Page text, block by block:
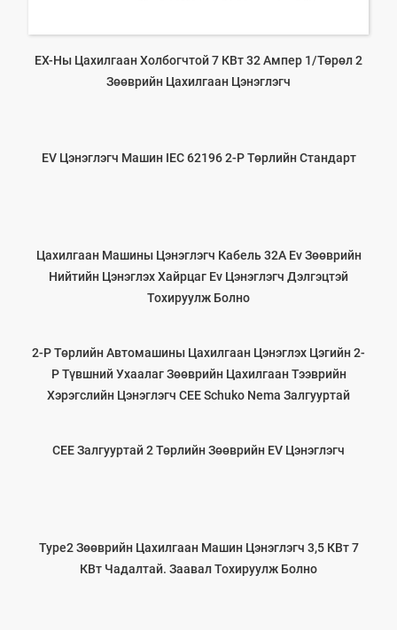
ЕХ-Ны Цахилгаан Холбогчтой 7 КВт 32 Ампер 1/төрөл 2
Зөөврийн Цахилгаан Цэнэглэгч
EV Цэнэглэгч Машин IEC 62196 2-Р Төрлийн Стандарт
Цахилгаан Машины Цэнэглэгч Кабель 32А Ev Зөөврийн
Нийтийн Цэнэглэх Хайрцаг Ev Цэнэглэгч Дэлгэцтэй
Тохируулж Болно
2-Р Төрлийн Автомашины Цахилгаан Цэнэглэх Цэгийн 2-
Р Түвшний Ухаалаг Зөөврийн Цахилгаан Тээврийн
Хэрэгслийн Цэнэглэгч CEE Schuko Nema Залгууртай
CEE Залгууртай 2 Төрлийн Зөөврийн EV Цэнэглэгч
Type2 Зөөврийн Цахилгаан Машин Цэнэглэгч 3,5 КВт 7
КВт Чадалтай. Заавал Тохируулж Болно